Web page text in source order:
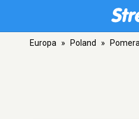
Europa » Poland »